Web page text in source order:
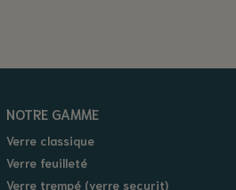
NOTRE GAMME
Verre classique
Verre feuilleté
Verre trempé (verre securit)